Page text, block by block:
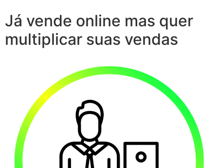
Já vende online mas quer
multiplicar suas vendas